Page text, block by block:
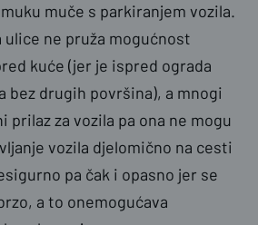
muče s parkiranjem vozila.
ulice ne pruža mogućnost
kuće (jer je ispred ograda
bez drugih površina), a mnogi
prilaz za vozila pa ona ne mogu
vozila djelomično na cesti
pa čak i opasno jer se
a to onemogućava